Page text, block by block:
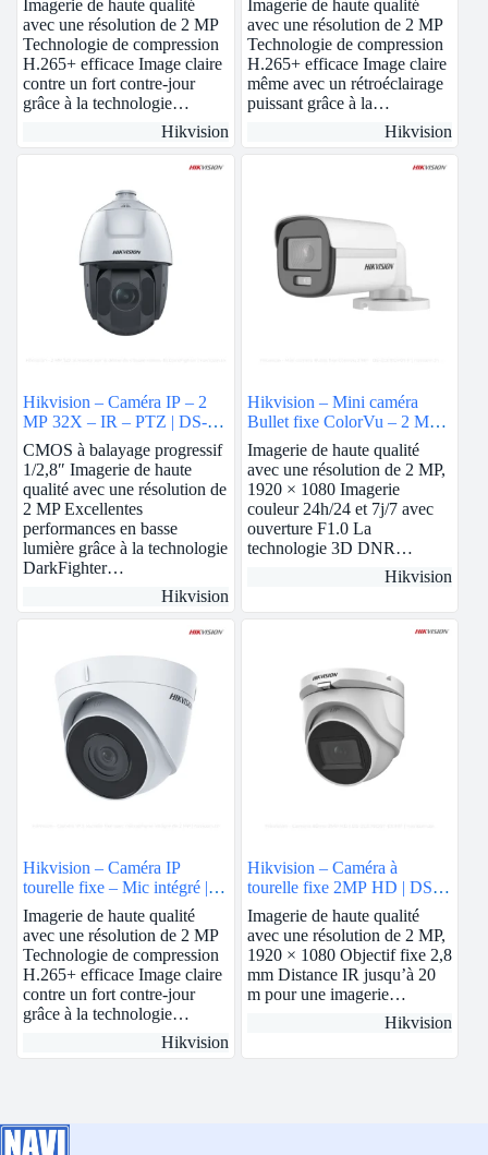
Imagerie de haute qualité
avec une résolution de 2 MP
Technologie de compression
H.265+ efficace Image claire
contre un fort contre-jour
grâce à la technologie…
Hikvision
Imagerie de haute qualité
avec une résolution de 2 MP
Technologie de compression
H.265+ efficace Image claire
même avec un rétroéclairage
puissant grâce à la…
Hikvision
Hikvision – Caméra IP – 2
MP 32X – IR – PTZ | DS-
2DE5232IW-AE
CMOS à balayage progressif
1/2,8″ Imagerie de haute
qualité avec une résolution de
2 MP Excellentes
performances en basse
lumière grâce à la technologie
DarkFighter…
Hikvision
Hikvision – Mini caméra
Bullet fixe ColorVu – 2 MP |
DS-2CE10DF0T-F
Imagerie de haute qualité
avec une résolution de 2 MP,
1920 × 1080 Imagerie
couleur 24h/24 et 7j/7 avec
ouverture F1.0 La
technologie 3D DNR…
Hikvision
Hikvision – Caméra IP
tourelle fixe – Mic intégré | 2
MP | 2.8mm | DS-
2CD1323G0-IUF
Imagerie de haute qualité
avec une résolution de 2 MP
Technologie de compression
H.265+ efficace Image claire
contre un fort contre-jour
grâce à la technologie…
Hikvision
Hikvision – Caméra à
tourelle fixe 2MP HD | DS-
2CE76D0T-EXIMF
Imagerie de haute qualité
avec une résolution de 2 MP,
1920 × 1080 Objectif fixe 2,8
mm Distance IR jusqu’à 20
m pour une imagerie…
Hikvision